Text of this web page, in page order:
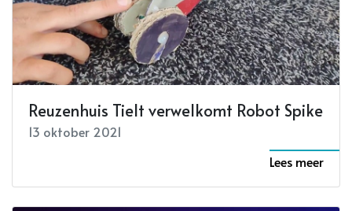
Reuzenhuis Tielt verwelkomt Robot Spike
13 oktober 2021
Lees meer